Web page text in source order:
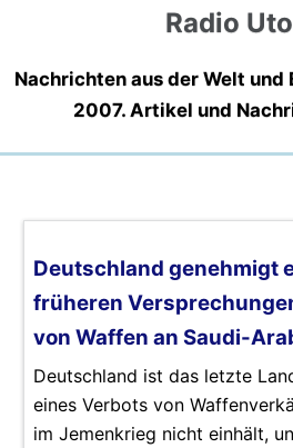
Radio
Nachrichten aus der Welt
2007. Artikel und
Deutschland genehmigt
früheren
von Waffen an Saudi-
Deutschland ist das letzte
eines Verbots von
im Jemenkrieg nicht einhält,